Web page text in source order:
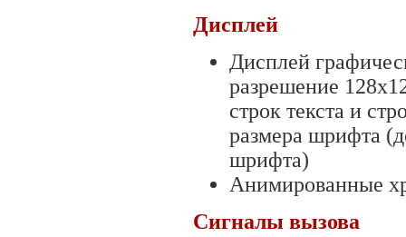
Дисплей
Дисплей
разрешение
строк текста и
размера шрифта
шрифта)
Анимированные
Сигналы вызова